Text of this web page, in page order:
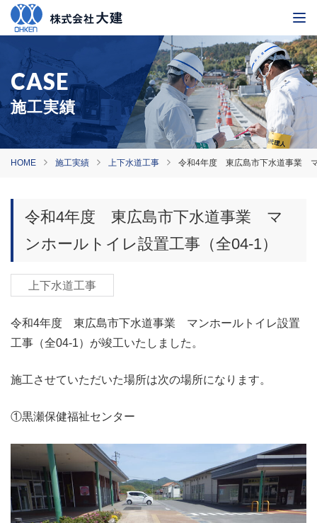
施工実績
HOME 施工実績 上下水道工事 令和4年度 東広島市下水道事業
令和4年度 東広島市下水道事業 マ
ンホールトイレ設置工事（全04-1）
上下水道工事
令和4年度 東広島市下水道事業 マンホールトイレ設置
工事（全04-1）が竣工いたしました。
施工させていただいた場所は次の場所になります。
①黒瀬保健福祉センター